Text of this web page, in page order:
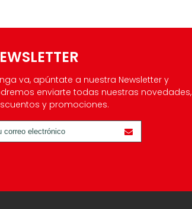
va, apúntate a nuestra Newsletter y
enviarte todas nuestras novedades,
y promociones.